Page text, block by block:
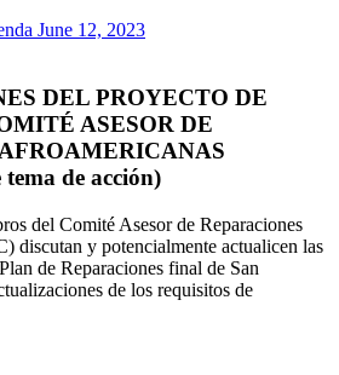
June 12, 2023
DEL PROYECTO DE
ASESOR DE
de acción)
del Comité Asesor de Reparaciones
discutan y potencialmente actualicen las
de Reparaciones final de San
de los requisitos de